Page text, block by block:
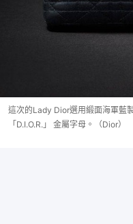
這次的Lady Dior選用緞面海軍藍
「D.I.O.R.」 金屬字母。（Dior）